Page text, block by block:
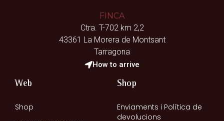
FINCA
Ctra. T-702 km 2,2
43361 La Morera de Montsant
Tarragona
How to arrive
Web
Shop
Shop
Enviaments i Política de
devolucions